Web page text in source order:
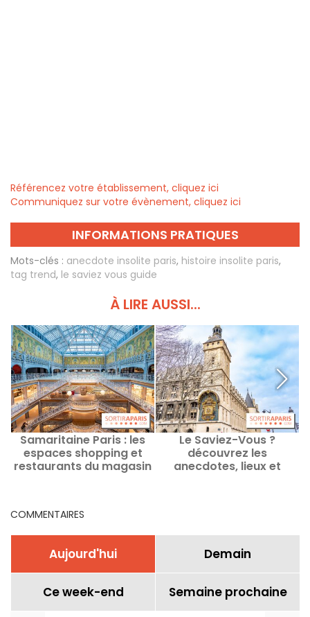
Référencez votre établissement, cliquez ici
Communiquez sur votre évènement, cliquez ici
INFORMATIONS PRATIQUES
Mots-clés : anecdote insolite paris, histoire insolite paris,
tag trend, le saviez vous guide
À LIRE AUSSI...
Samaritaine Paris : les
espaces shopping et
restaurants du magasin
Le Saviez-Vous ?
découvrez les
anecdotes, lieux et
COMMENTAIRES
Aujourd'hui Demain
Ce week-end Semaine prochaine